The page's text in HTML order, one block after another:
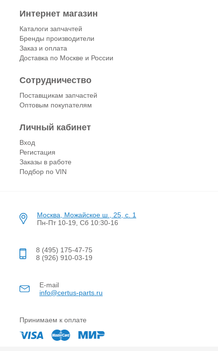
Интернет магазин
Каталоги запчачтей
Бренды производители
Заказ и оплата
Доставка по Москве и России
Сотрудничество
Поставщикам запчастей
Оптовым покупателям
Личный кабинет
Вход
Регистация
Заказы в работе
Подбор по VIN
Москва, Можайское ш., 25, с. 1
Пн-Пт 10-19, Сб 10:30-16
8 (495) 175-47-75
8 (926) 910-03-19
E-mail
info@certus-parts.ru
Принимаем к оплате